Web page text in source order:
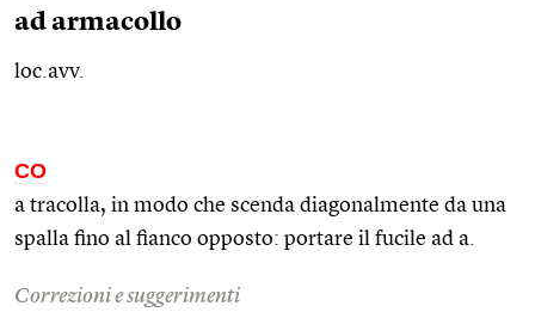
ad armacollo
loc.avv.
CO
a tracolla, in modo che scenda diagonalmente da una
spalla fino al fianco opposto: portare il fucile ad a.
Correzioni e suggerimenti